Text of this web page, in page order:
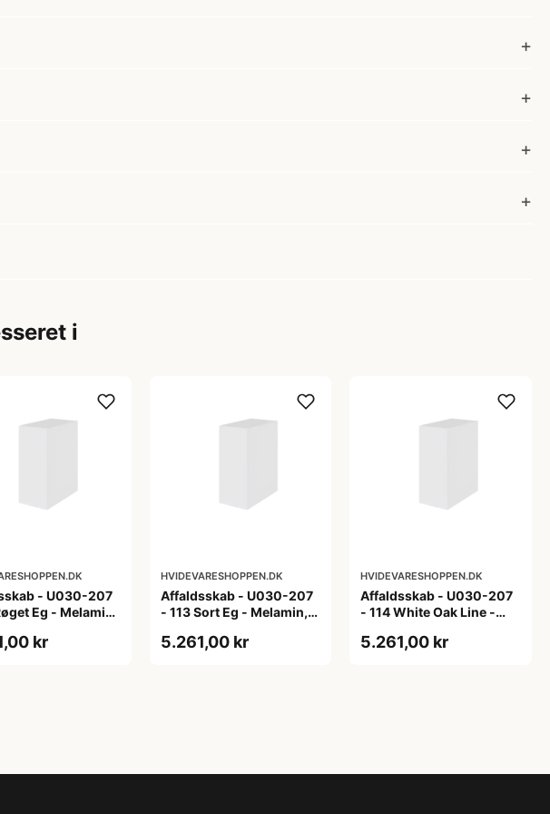
i
- U030-207
Eg - Melamin,
kr
HVIDEVARESHOPPEN.DK
Affaldsskab - U030-207
- 113 Sort Eg - Melamin,
5.261,00 kr
HVIDEVARESHOPPEN.DK
Affaldsskab - U030-207
- 114 White Oak Line -
5.261,00 kr